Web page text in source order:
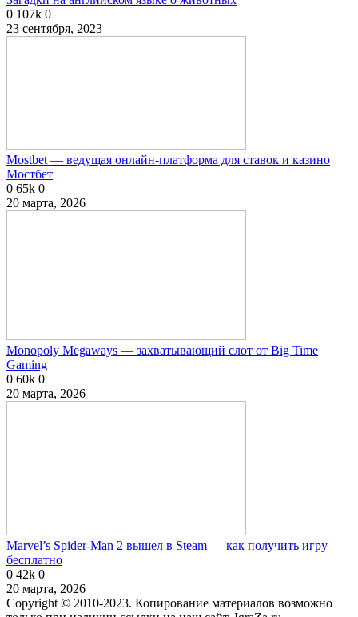
0 107k 0
23 сентября, 2023
Mostbet — ведущая онлайн-платформа для ставок и казино
Мостбет
0 65k 0
20 марта, 2026
Monopoly Megaways — захватывающий слот от Big Time
Gaming
0 60k 0
20 марта, 2026
Marvel’s Spider-Man 2 вышел в Steam — как получить игру
бесплатно
0 42k 0
20 марта, 2026
Copyright © 2010-2023. Копирование материалов возможно